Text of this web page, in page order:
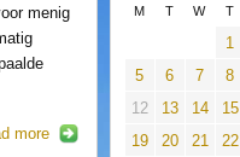
menig
more
M T W T
1
5
6 7 8
12
13 14 15
19
20 21 22